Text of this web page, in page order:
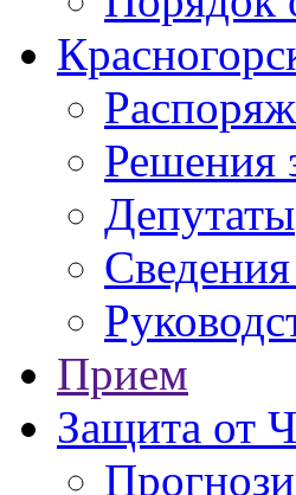
Решения
Депутаты
Прием
Защита от